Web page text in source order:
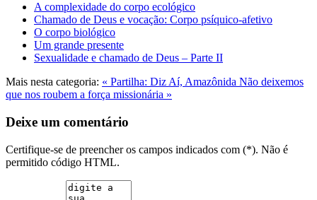
A complexidade do corpo ecológico
Chamado de Deus e vocação: Corpo psíquico-afetivo
O corpo biológico
Um grande presente
Sexualidade e chamado de Deus – Parte II
Mais nesta categoria: « Partilha: Diz Aí, Amazônida Não deixemos
que nos roubem a força missionária »
Deixe um comentário
Certifique-se de preencher os campos indicados com (*). Não é
permitido código HTML.